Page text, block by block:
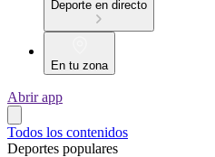
Deporte en directo
En tu zona
Abrir app
Todos los contenidos
Deportes populares